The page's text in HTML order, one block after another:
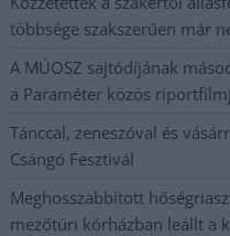
többsége szakszerűen már
A MÚOSZ sajtódíjának
a Paraméter közös
Tánccal, zeneszóval és
Csángó Fesztivál
Meghosszabbított
mezőtúri kórházban leállt a